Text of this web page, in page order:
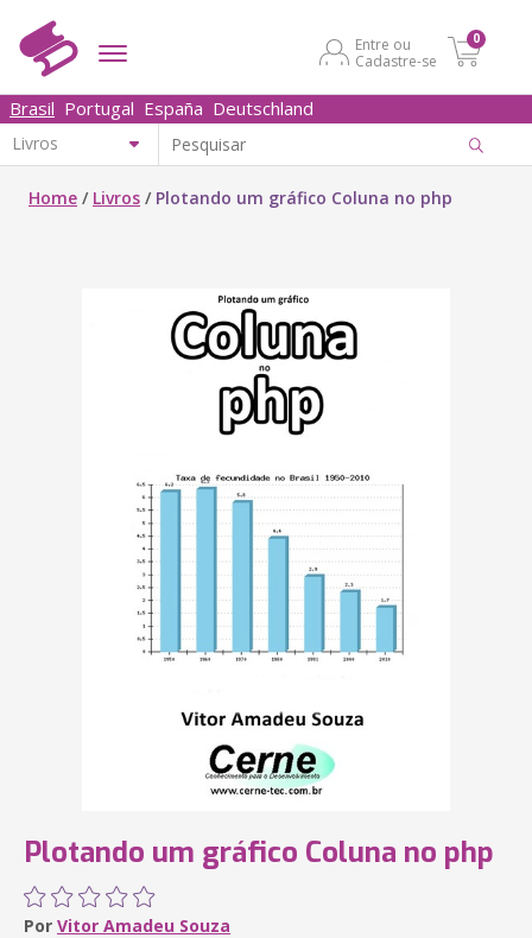
Entre ou
Cadastre-se
0
Brasil Portugal España Deutschland
Home / Livros / Plotando um gráfico Coluna no php
Plotando um gráfico Coluna no php
Por Vitor Amadeu Souza